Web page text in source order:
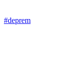
#deprem